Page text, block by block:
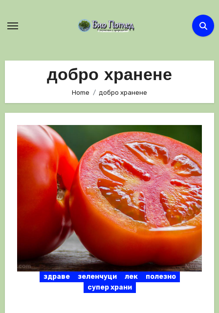
добро хранене
Home добро хранене
здраве зеленчуци лек
полезно
супер храни